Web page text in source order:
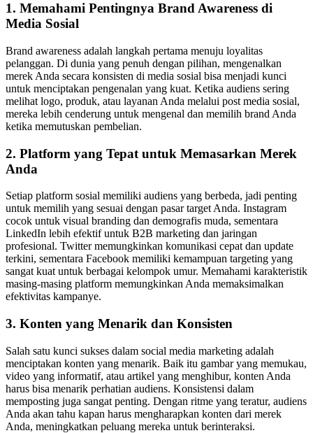
1. Memahami Pentingnya Brand Awareness di
Media Sosial
Brand awareness adalah langkah pertama menuju loyalitas
pelanggan. Di dunia yang penuh dengan pilihan, mengenalkan
merek Anda secara konsisten di media sosial bisa menjadi kunci
untuk menciptakan pengenalan yang kuat. Ketika audiens sering
melihat logo, produk, atau layanan Anda melalui post media sosial,
mereka lebih cenderung untuk mengenal dan memilih brand Anda
ketika memutuskan pembelian.
2. Platform yang Tepat untuk Memasarkan Merek
Anda
Setiap platform sosial memiliki audiens yang berbeda, jadi penting
untuk memilih yang sesuai dengan pasar target Anda. Instagram
cocok untuk visual branding dan demografis muda, sementara
LinkedIn lebih efektif untuk B2B marketing dan jaringan
profesional. Twitter memungkinkan komunikasi cepat dan update
terkini, sementara Facebook memiliki kemampuan targeting yang
sangat kuat untuk berbagai kelompok umur. Memahami karakteristik
masing-masing platform memungkinkan Anda memaksimalkan
efektivitas kampanye.
3. Konten yang Menarik dan Konsisten
Salah satu kunci sukses dalam social media marketing adalah
menciptakan konten yang menarik. Baik itu gambar yang memukau,
video yang informatif, atau artikel yang menghibur, konten Anda
harus bisa menarik perhatian audiens. Konsistensi dalam
memposting juga sangat penting. Dengan ritme yang teratur, audiens
Anda akan tahu kapan harus mengharapkan konten dari merek
Anda, meningkatkan peluang mereka untuk berinteraksi.